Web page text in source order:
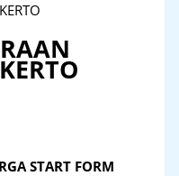
START FORM